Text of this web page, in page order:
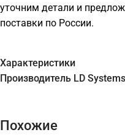
уточним детали и
поставки по России.
Характеристики
Производитель LD Systems
Похожие